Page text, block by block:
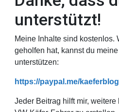
unterstützt!
Meine Inhalte sind kostenlos.
geholfen hat, kannst du
unterstützen:
https://paypal.me/kaeferblog
Jeder Beitrag hilft mir,